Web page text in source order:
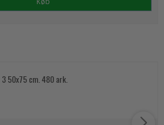
50x75 cm. 480 ark.